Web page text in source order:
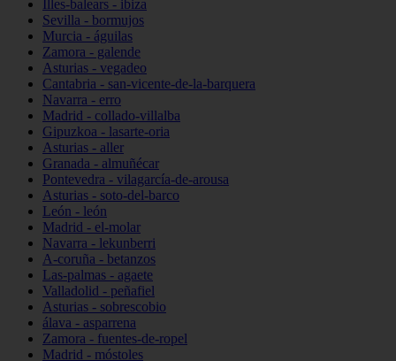
Illes-balears - ibiza
Sevilla - bormujos
Murcia - águilas
Zamora - galende
Asturias - vegadeo
Cantabria - san-vicente-de-la-barquera
Navarra - erro
Madrid - collado-villalba
Gipuzkoa - lasarte-oria
Asturias - aller
Granada - almuñécar
Pontevedra - vilagarcía-de-arousa
Asturias - soto-del-barco
León - león
Madrid - el-molar
Navarra - lekunberri
A-coruña - betanzos
Las-palmas - agaete
Valladolid - peñafiel
Asturias - sobrescobio
álava - asparrena
Zamora - fuentes-de-ropel
Madrid - móstoles